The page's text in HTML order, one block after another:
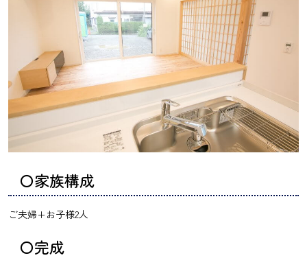
〇家族構成
ご夫婦+お子様2人
〇完成